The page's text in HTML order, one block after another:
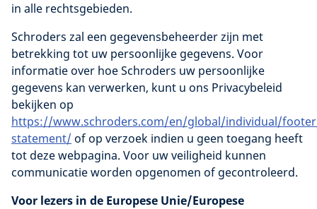
in alle rechtsgebieden.
Schroders zal een gegevensbeheerder zijn met
betrekking tot uw persoonlijke gegevens. Voor
informatie over hoe Schroders uw persoonlijke
gegevens kan verwerken, kunt u ons Privacybeleid
bekijken op
https://www.schroders.com/en/global/individual/
statement/ of op verzoek indien u geen toegang heeft
tot deze webpagina. Voor uw veiligheid kunnen
communicatie worden opgenomen of gecontroleerd.
Voor lezers in de Europese Unie/Europese